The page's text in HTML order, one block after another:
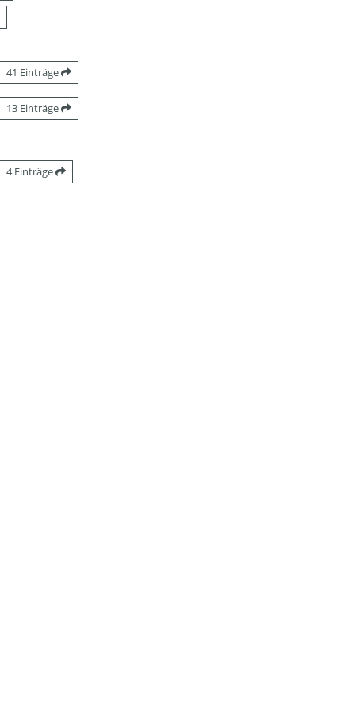
41 Einträge
13 Einträge
4 Einträge